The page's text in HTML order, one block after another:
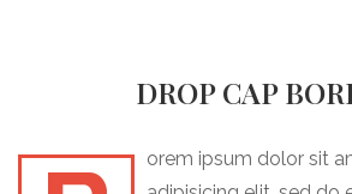
DROP CAP